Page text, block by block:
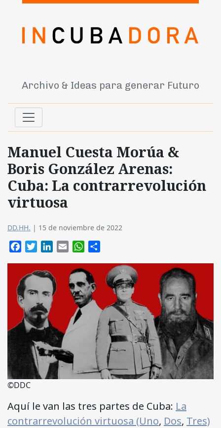
Archivo & Ideas para generar Futuro
Manuel Cuesta Morúa &
Boris González Arenas:
Cuba: La contrarrevolución
virtuosa
DD.HH. | 15 de noviembre de 2022
FacebookTwitterLinkedIn
Email WhatsApp
©DDC
Aquí le van las tres partes de Cuba: La
contrarrevolución virtuosa (Uno, Dos, Tres)